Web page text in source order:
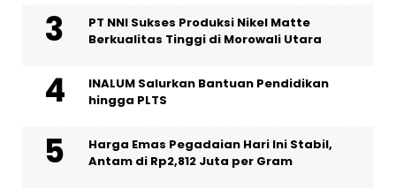
PT NNI Sukses Produksi Nikel Matte
Berkualitas Tinggi di Morowali Utara
INALUM Salurkan Bantuan Pendidikan
hingga PLTS
Harga Emas Pegadaian Hari Ini Stabil,
Antam di Rp2,812 Juta per Gram